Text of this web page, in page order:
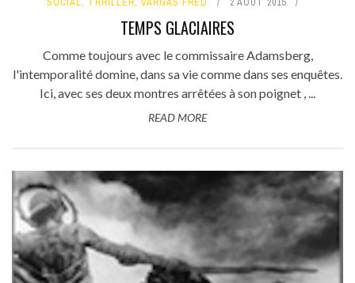
TEMPS GLACIAIRES
Comme toujours avec le commissaire Adamsberg,
l'intemporalité domine, dans sa vie comme dans ses enquêtes.
Ici, avec ses deux montres arrêtées à son poignet , ...
READ MORE